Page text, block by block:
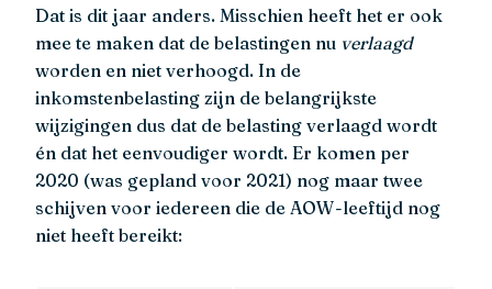
Dat is dit jaar anders. Misschien heeft het er ook
mee te maken dat de belastingen nu verlaagd
worden en niet verhoogd. In de
inkomstenbelasting zijn de belangrijkste
wijzigingen dus dat de belasting verlaagd wordt
én dat het eenvoudiger wordt. Er komen per
2020 (was gepland voor 2021) nog maar twee
schijven voor iedereen die de AOW-leeftijd nog
niet heeft bereikt: